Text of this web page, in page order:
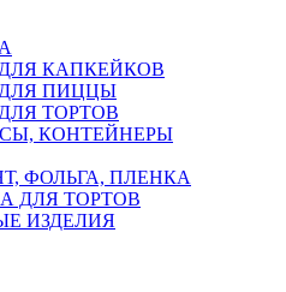
КАПКЕЙКОВ
ПИЦЦЫ
ТОРТОВ
КОНТЕЙНЕРЫ
ФОЛЬГА, ПЛЕНКА
ДЛЯ ТОРТОВ
ИЗДЕЛИЯ